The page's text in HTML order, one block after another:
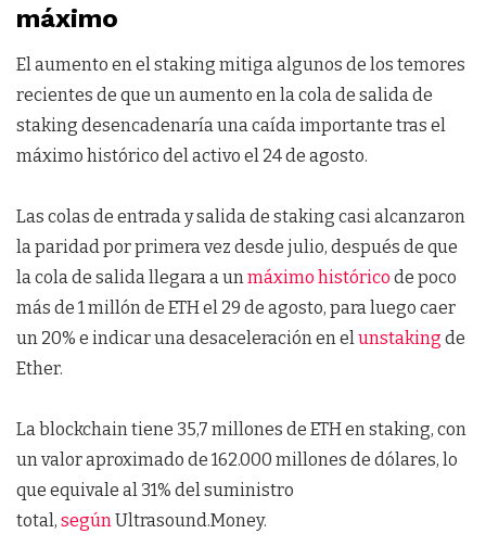
máximo
El aumento en el staking mitiga algunos de los temores
recientes de que un aumento en la cola de salida de
staking desencadenaría una caída importante tras el
máximo histórico del activo el 24 de agosto.
Las colas de entrada y salida de staking casi alcanzaron
la paridad por primera vez desde julio, después de que
la cola de salida llegara a unmáximo histórico de poco
más de 1 millón de ETH el 29 de agosto, para luego caer
un 20% e indicar una desaceleración en elunstaking de
Ether.
La blockchain tiene 35,7 millones de ETH en staking, con
un valor aproximado de 162.000 millones de dólares, lo
que equivale al 31% del suministro
total, segúnUltrasound.Money.